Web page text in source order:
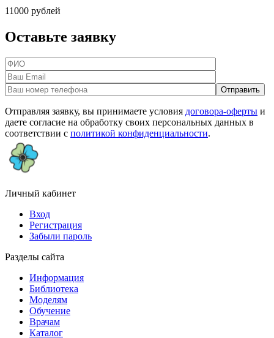
11000 рублей
Оставьте заявку
Отправляя заявку, вы принимаете условия договора-оферты и
даете согласие на обработку своих персональных данных в
соответствии с политикой конфиденциальности.
Личный кабинет
Вход
Регистрация
Забыли пароль
Разделы сайта
Информация
Библиотека
Моделям
Обучение
Врачам
Каталог